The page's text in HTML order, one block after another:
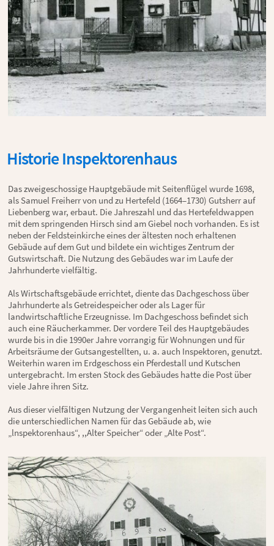
Historie Inspektorenhaus
Das zweigeschossige Hauptgebäude mit Seitenflügel wurde 1698,
als Samuel Freiherr von und zu Hertefeld (1664–1730) Gutsherr auf
Liebenberg war, erbaut. Die Jahreszahl und das Hertefeldwappen
mit dem springenden Hirsch sind am Giebel noch vorhanden. Es ist
neben der Feldsteinkirche eines der ältesten noch erhaltenen
Gebäude auf dem Gut und bildete ein wichtiges Zentrum der
Gutswirtschaft. Die Nutzung des Gebäudes war im Laufe der
Jahrhunderte vielfältig.
Als Wirtschaftsgebäude errichtet, diente das Dachgeschoss über
Jahrhunderte als Getreidespeicher oder als Lager für
landwirtschaftliche Erzeugnisse. Im Dachgeschoss befindet sich
auch eine Räucherkammer. Der vordere Teil des Hauptgebäudes
wurde bis in die 1990er Jahre vorrangig für Wohnungen und für
Arbeitsräume der Gutsangestellten, u. a. auch Inspektoren, genutzt.
Weiterhin waren im Erdgeschoss ein Pferdestall und Kutschen
untergebracht. Im ersten Stock des Gebäudes hatte die Post über
viele Jahre ihren Sitz.
Aus dieser vielfältigen Nutzung der Vergangenheit leiten sich auch
die unterschiedlichen Namen für das Gebäude ab, wie
„lnspektorenhaus“, ,,Alter Speicher“ oder „Alte Post“.